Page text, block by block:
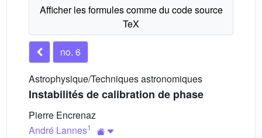
no. 6
Astrophysique/Techniques astronomiques
Instabilités de calibration de phase
Pierre Encrenaz
André Lannes1